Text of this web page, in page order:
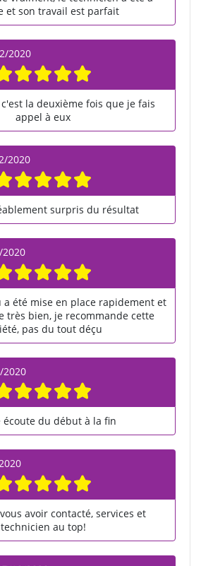
et son travail est parfait
2020
la deuxième fois que je fais
appel à eux
2020
surpris du résultat
a été mise en place rapidement et
très bien, je recommande cette
pas du tout déçu
2020
écoute du début à la fin
avoir contacté, services et
technicien au top!